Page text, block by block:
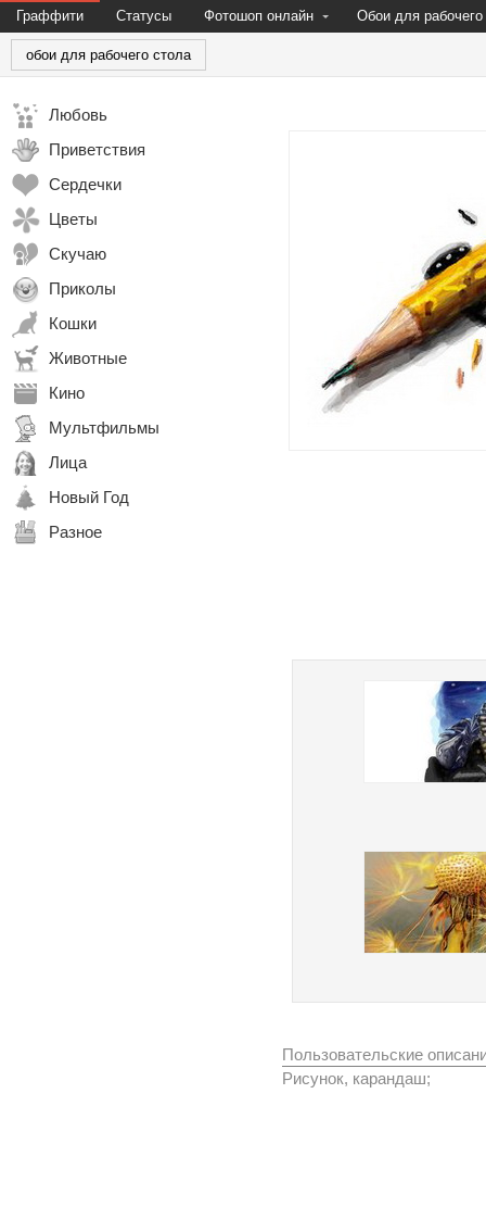
Граффити Статусы Фотошоп онлайн Обои для рабочего
обои для рабочего стола
Любовь
Приветствия
Сердечки
Цветы
Скучаю
Приколы
Кошки
Животные
Кино
Мультфильмы
Лица
Новый Год
Разное
Пользовательские
Рисунок, карандаш;